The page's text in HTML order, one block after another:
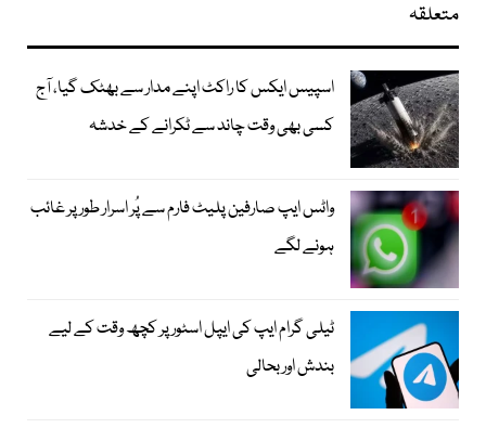
متعلقہ
اسپیس ایکس کا راکٹ اپنے مدار سے بھٹک گیا، آج
کسی بھی وقت چاند سے ٹکرانے کے خدشہ
واٹس ایپ صارفین پلیٹ فارم سے پُر اسرار طور پر غائب
ہونے لگے
ٹیلی گرام ایپ کی ایپل اسٹور پر کچھ وقت کے لیے
بندش اور بحالی